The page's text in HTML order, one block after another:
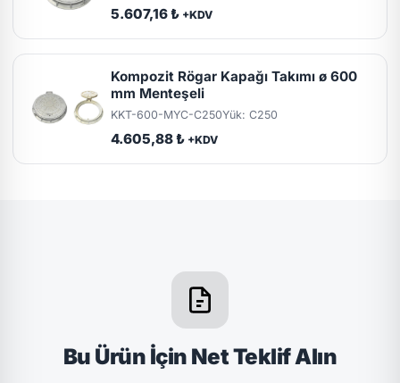
5.607,16 ₺ +KDV
Kompozit Rögar Kapağı Takımı ø 600
mm Menteşeli
KKT-600-MYC-C250Yük: C250
4.605,88 ₺ +KDV
Bu Ürün İçin Net Teklif Alın